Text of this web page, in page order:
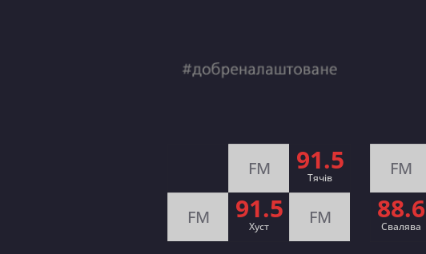
FM 91.5
Тячів
FM 91.5
Хуст FM
FM
88.6
Свалява